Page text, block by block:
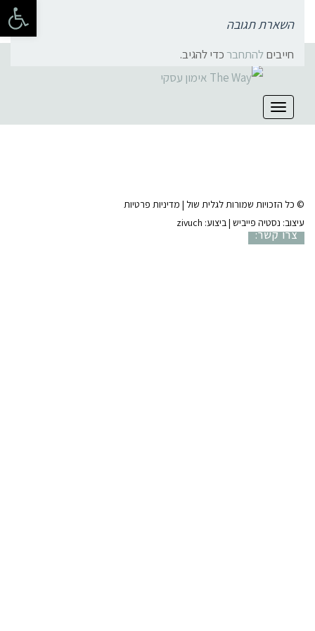
תפריט
השארת תגובה
חייביםלהתחבר כדי להגיב.
צרו קשר:
קהילת סלוניקי 1, תל אביב | 052-6773963
© כל הזכויות שמורות לגלית שול | מדיניות פרטיות
עיצוב: נסטיה פייביש | ביצוע: zivuch